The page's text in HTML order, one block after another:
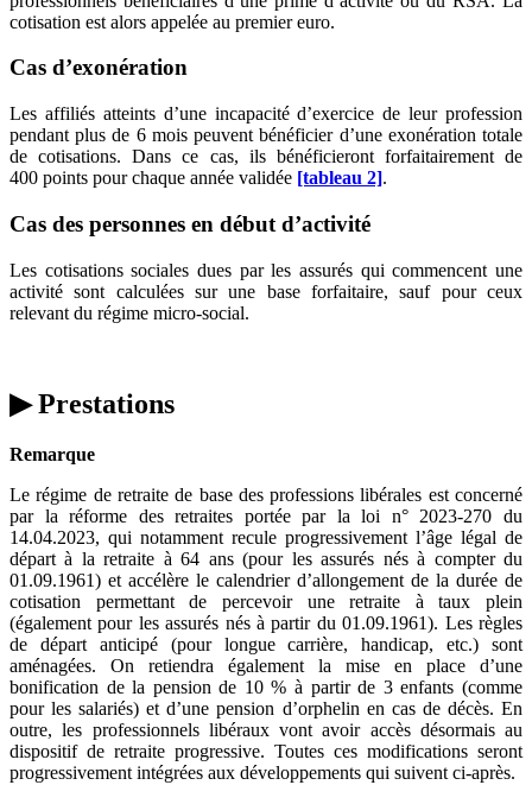
cotisation est alors appelée au premier euro.
Cas d’exonération
Les affiliés atteints d’une incapacité d’exercice de leur profession
pendant plus de 6 mois peuvent bénéficier d’une exonération totale
de cotisations. Dans ce cas, ils bénéficieront forfaitairement de
400 points pour chaque année validée [tableau 2].
Cas des personnes en début d’activité
Les cotisations sociales dues par les assurés qui commencent une
activité sont calculées sur une base forfaitaire, sauf pour ceux
relevant du régime micro-social.
▶ Prestations
Remarque
Le régime de retraite de base des professions libérales est concerné
par la réforme des retraites portée par la loi n° 2023-270 du
14.04.2023, qui notamment recule progressivement l’âge légal de
départ à la retraite à 64 ans (pour les assurés nés à compter du
01.09.1961) et accélère le calendrier d’allongement de la durée de
cotisation permettant de percevoir une retraite à taux plein
(également pour les assurés nés à partir du 01.09.1961). Les règles
de départ anticipé (pour longue carrière, handicap, etc.) sont
aménagées. On retiendra également la mise en place d’une
bonification de la pension de 10 % à partir de 3 enfants (comme
pour les salariés) et d’une pension d’orphelin en cas de décès. En
outre, les professionnels libéraux vont avoir accès désormais au
dispositif de retraite progressive. Toutes ces modifications seront
progressivement intégrées aux développements qui suivent ci-après.